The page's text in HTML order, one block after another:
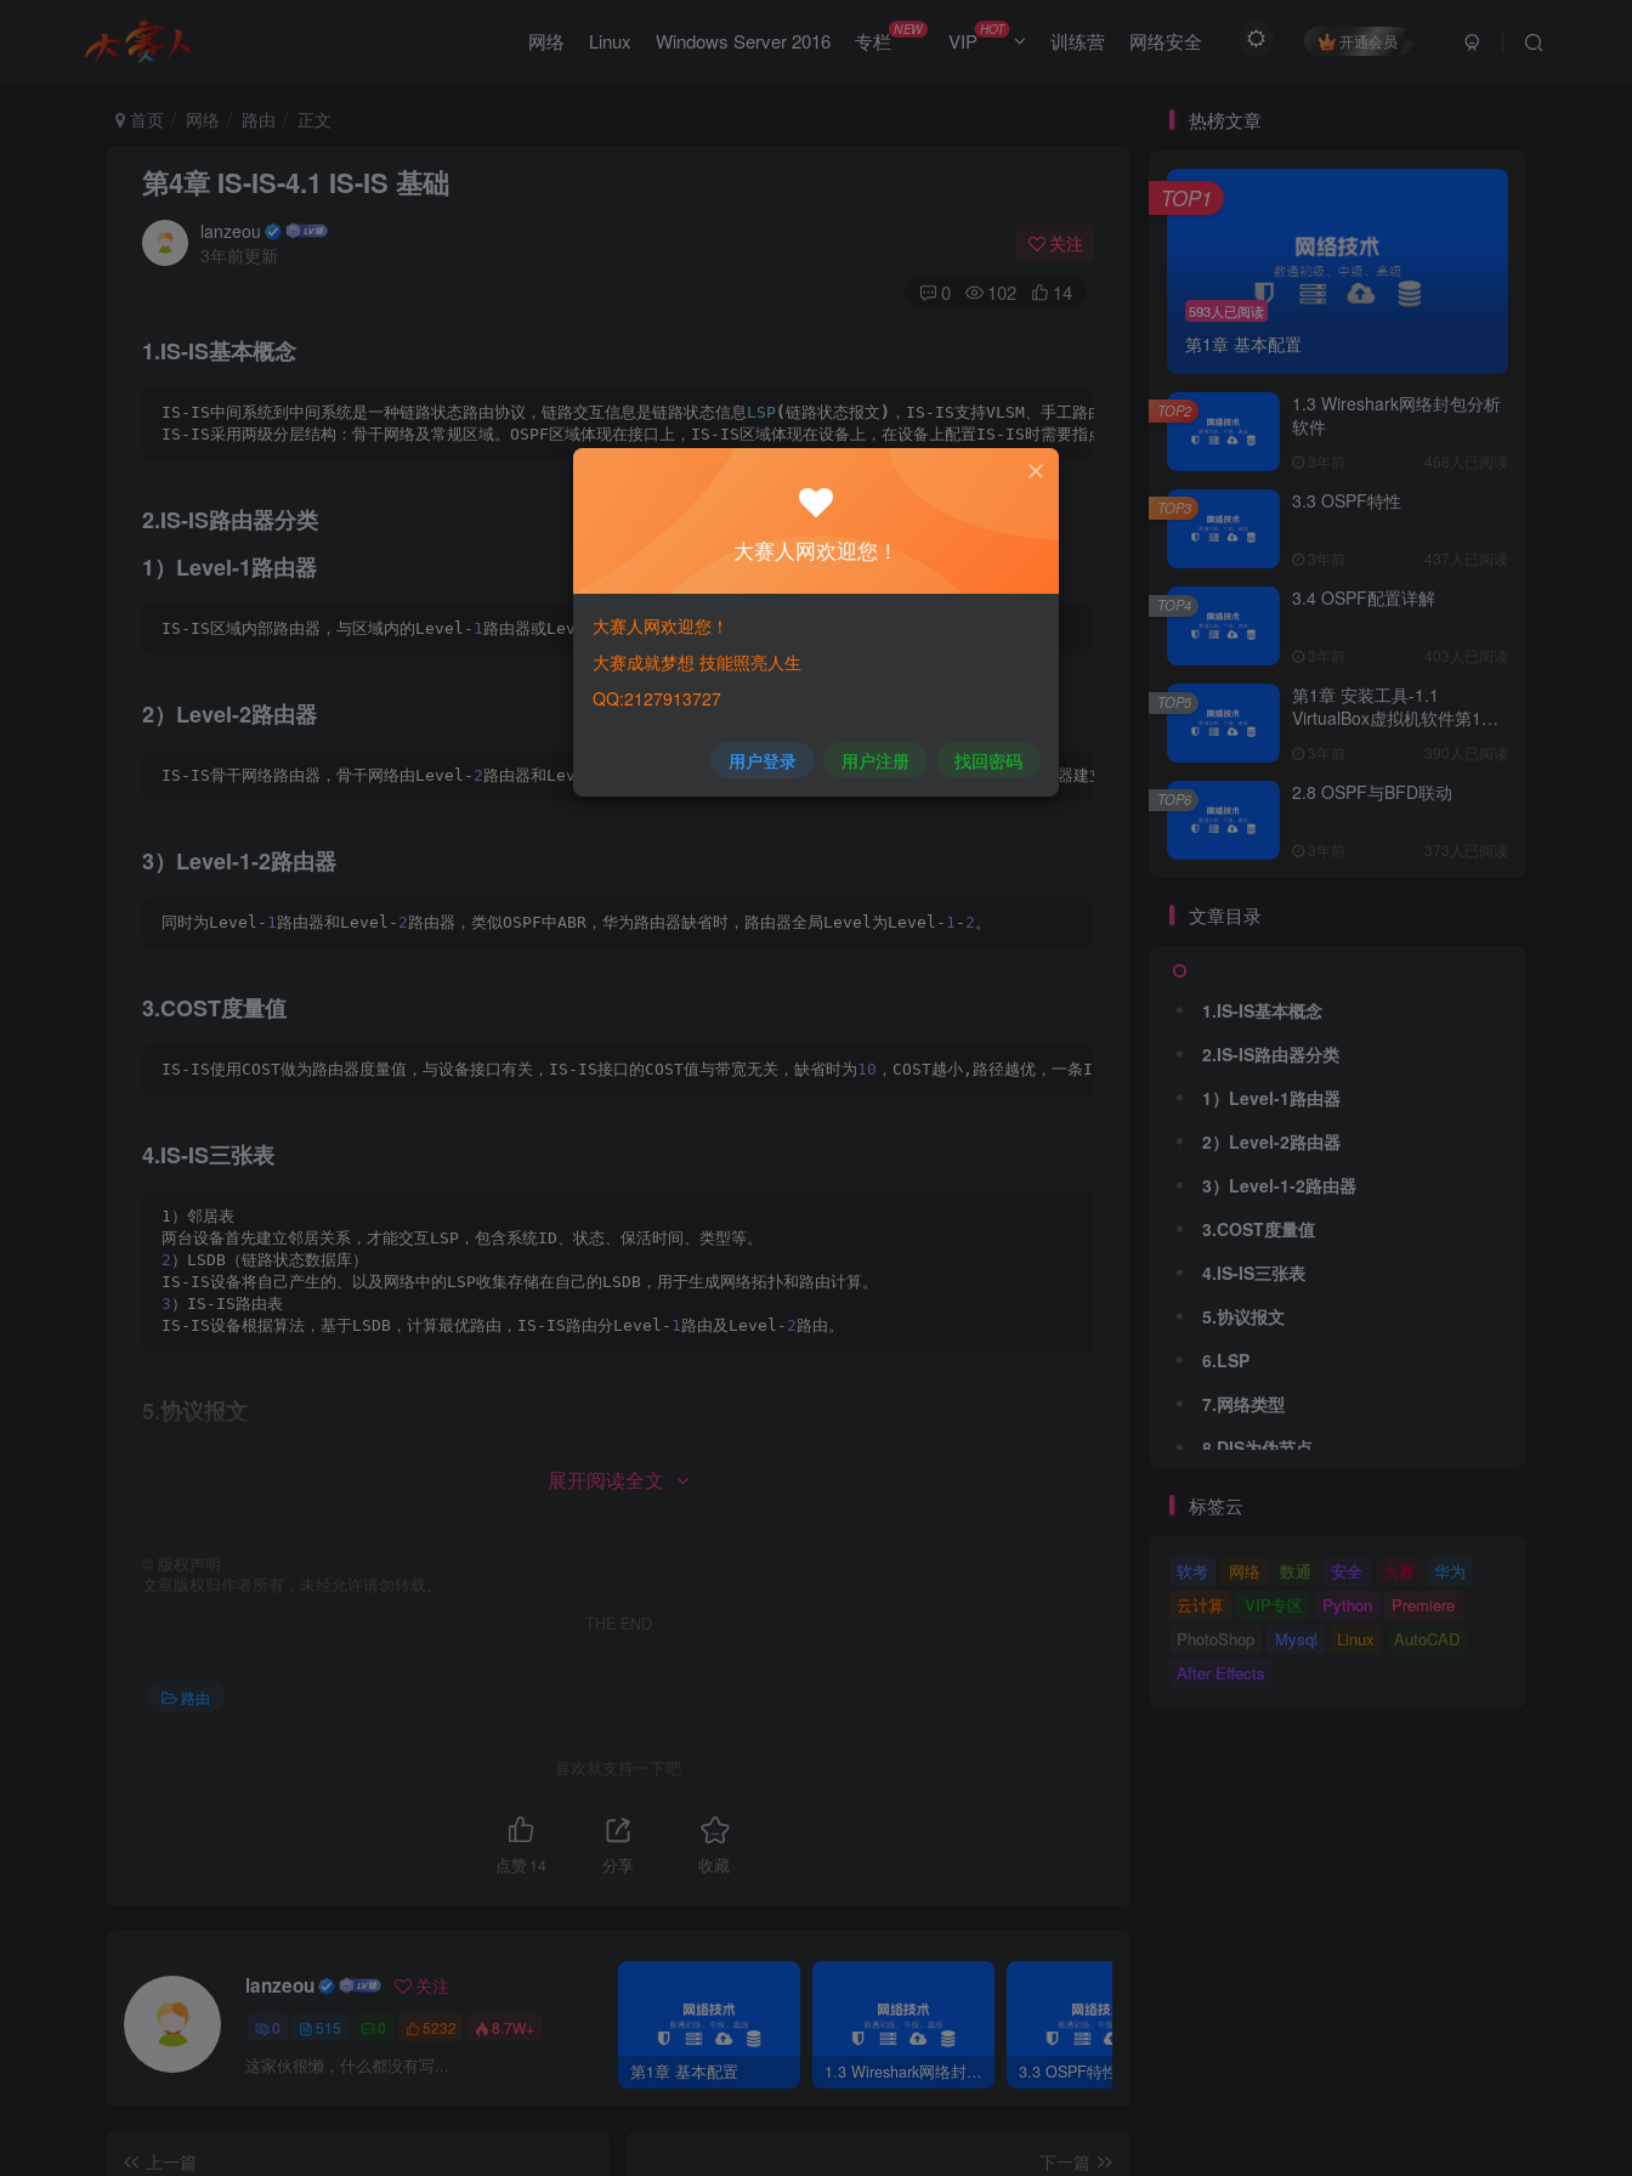
开通会员
网络 Linux Windows Server 2016 专栏NEW VIPHOT 训练营 网络安全
首页 网络 路由 正文
第4章 IS-IS-4.1 IS-IS 基础
lanzeou
3年前更新
关注
0 102 14
1.IS-IS基本概念
IS-IS中间系统到中间系统是一种链路状态路由协议，链路交互信息是链路状态信息LSP ( 链路状态报文 ) ，IS-IS支持VLSM、手工路由汇总等功能。LSP分两种：Level-1 LSP和Level-2 LSP。IS-IS被ISO
IS-IS采用两级分层结构：骨干网络及常规区域。OSPF区域体现在接口上，IS-IS区域体现在设备上，在设备上配置IS-IS时需要指点该设备所属的区域，设备的接口都属于该区域。对于OSPF，两个区域
2.IS-IS路由器分类
1）Level-1路由器
IS-IS区域内部路由器，与区域内的Level- 1路由器或Level-1-2路由器建立邻居关系，无法与Level-
2）Level-2路由器
IS-IS骨干网络路由器，骨干网络由Level- 2路由器和Level- 路由器组成，与区域内的Level- 路由器或Level-1 2 路由器建立邻居关系，Level-
3）Level-1-2路由器
同时为Level- 1路由器和Level- 2路由器，类似OSPF中ABR，华为路由器缺省时，路由器全局Level为Level- 1 - 2。
3.COST度量值
IS-IS使用COST做为路由器度量值，与设备接口有关，IS-IS接口的COST值与带宽无关，缺省时为10 ，COST越小,路径越优，一条IS-IS路由的COST等于路由器到目标网络所有路由器出接口COST总和，缺
4.IS-IS三张表
1）邻居表
两台设备首先建立邻居关系，才能交互LSP，包含系统ID、状态、保活时间、类型等。
2 ）LSDB（链路状态数据库）
IS-IS设备将自己产生的、以及网络中的LSP收集存储在自己的LSDB，用于生成网络拓扑和路由计算。
3 ）IS-IS路由表
IS-IS设备根据算法，基于LSDB，计算最优路由，IS-IS路由分Level- 1路由及Level- 2路由。
5.协议报文
LSP是一种独立PDU（OSPF的LAS必须使用LSU报文来承载）。
3
）CSNP（完全序列号报文）
TLV：类型
1）Broadcast网络类型
IS-IS会进行DIS选举（类似OSPF的DR），包含Level-
LAN IIH（组播地址0180 -0014）和Level- LAN IIH（组播地址
2）P2P网络类型
IS-IS在P2P网络类型无需选举DIS，Hello报文时间间隔10ms。
展开阅读全文
版权声明
文章版权归作者所有，未经允许请勿转载。
THE END
路由
喜欢就支持一下吧
点赞 14 分享 收藏
lanzeou 关注
0 515 0 5232 8.7W+
这家伙很懒，什么都没有写... 第1章 基本配置 1.3 Wireshark网络封包分析软件 3.3 OSPF特性
上一篇
下一篇
热榜文章
593人已阅读
第1章 基本配置
TOP1
1.3 Wireshark网络封包分析
软件
3年前 468人已阅读
TOP2
3.3 OSPF特性
3年前 437人已阅读
TOP3
3.4 OSPF配置详解
3年前 403人已阅读
TOP4
第1章 安装工具-1.1
VirtualBox虚拟机软件第1章
3年前 390人已阅读
TOP5
2.8 OSPF与BFD联动
3年前 373人已阅读
TOP6
文章目录
1.IS-IS基本概念
2.IS-IS路由器分类
1）Level-1路由器
2）Level-2路由器
3）Level-1-2路由器
3.COST度量值
4.IS-IS三张表
5.协议报文
6.LSP
7.网络类型
8.DIS为伪节点
标签云
软考 网络 数通 安全 大赛
华为
云计算
VIP专区 Python
Premiere
PhotoShop
Mysql Linux
AutoCAD
After Effects
大赛人网欢迎您！
大赛人网欢迎您！
大赛成就梦想 技能照亮人生
QQ:2127913727
用户登录 用户注册 找回密码